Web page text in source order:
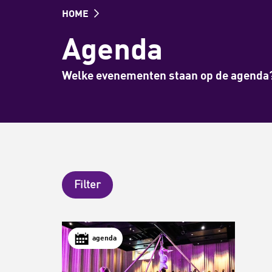
HOME
Agenda
Welke evenementen staan op de
Filter
agenda